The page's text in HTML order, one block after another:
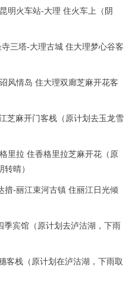
明火车站-大理 住火车上（阴
三塔-大理古城 住大理梦心谷客
风情岛 住大理双廊芝麻开花客
芝麻开门客栈（原计划去玉龙雪
里拉 住香格里拉芝麻开花（原
晴）
措-丽江束河古镇 住丽江日光倾
季宾馆（原计划去泸沽湖，下雨
客栈（原计划在泸沽湖，下雨取